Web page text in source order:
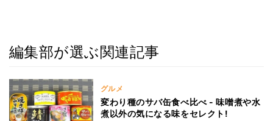
編集部が選ぶ関連記事
グルメ
変わり種のサバ缶食べ比べ - 味噌煮や水
煮以外の気になる味をセレクト!